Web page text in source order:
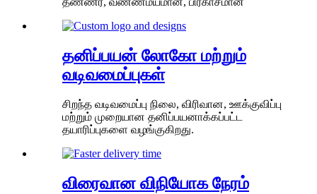
தனிப்பயன் லோகோ மற்றும்
வடிவமைப்புகள்
சிறந்த வடிவமைப்பு நிலை, விரிவான, ஊக்குவிப்பு
மற்றும் முறையான தனிப்பயனாக்கப்பட்ட
தயாரிப்புகளை வழங்குகிறது.
விரைவான விநியோக நேரம்